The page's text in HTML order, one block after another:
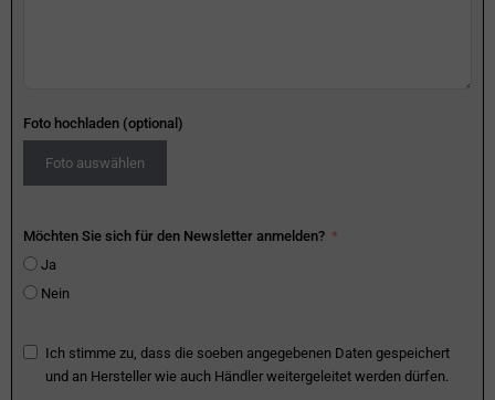
Foto hochladen (optional)
Foto auswählen
Möchten Sie sich für den Newsletter anmelden?
Ja
Nein
Ich stimme zu, dass die soeben angegebenen Daten gespeichert
und an Hersteller wie auch Händler weitergeleitet werden dürfen.